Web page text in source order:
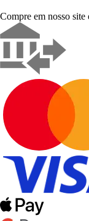
Compre em nosso